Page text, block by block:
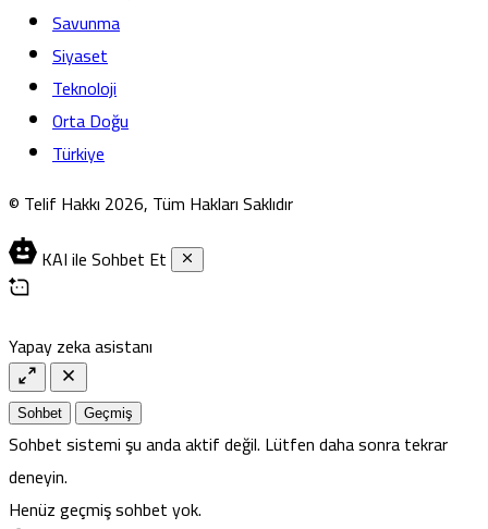
Savunma
Siyaset
Teknoloji
Orta Doğu
Türkiye
© Telif Hakkı 2026, Tüm Hakları Saklıdır
KAI ile Sohbet Et
Yapay zeka asistanı
Sohbet Geçmiş
Sohbet sistemi şu anda aktif değil. Lütfen daha sonra tekrar
deneyin.
Henüz geçmiş sohbet yok.